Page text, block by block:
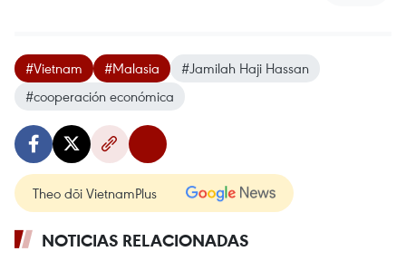
#Vietnam #Malasia
#Jamilah Haji Hassan
#cooperación económica
Theo dõi VietnamPlus
NOTICIAS RELACIONADAS